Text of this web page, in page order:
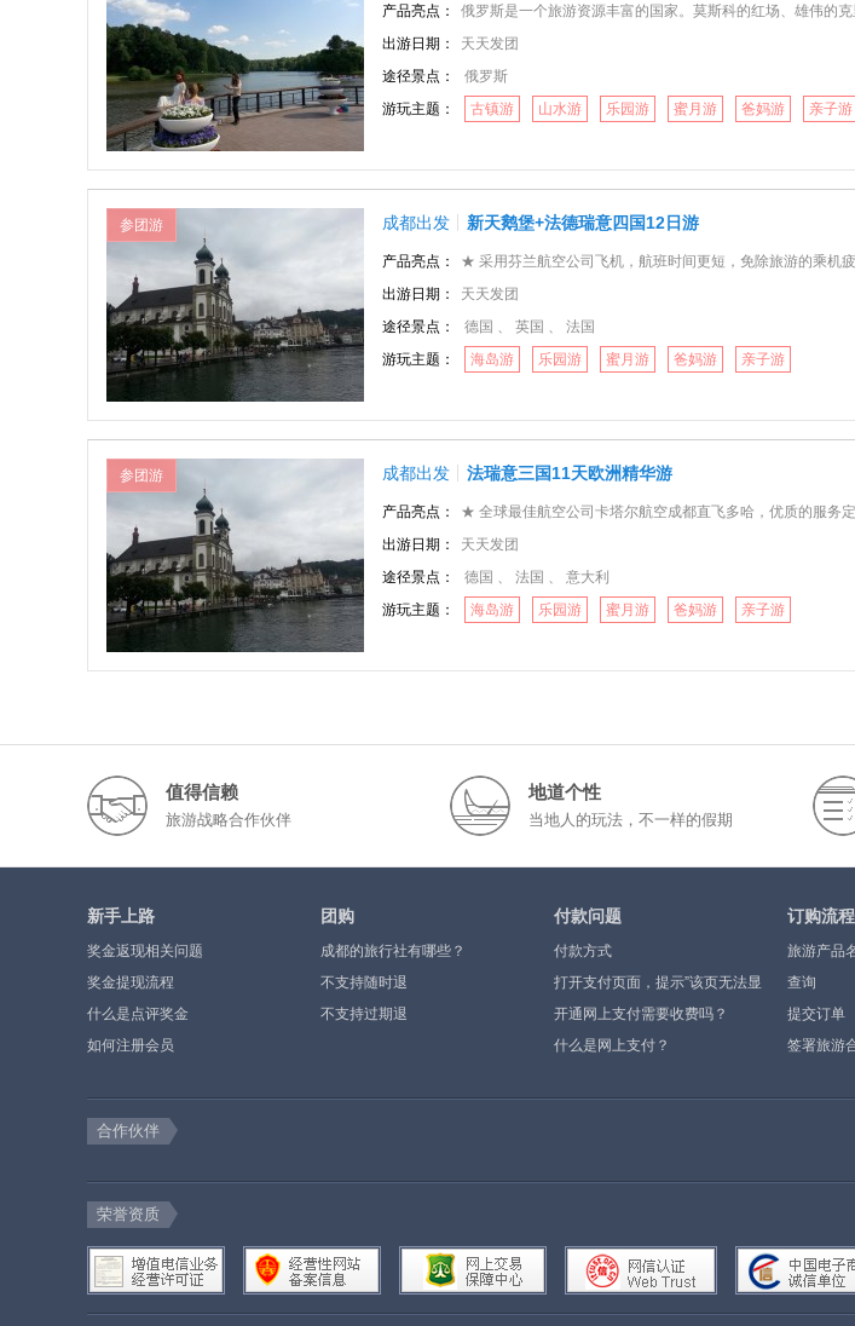
产品亮点：
俄罗斯是一个旅游资源丰富的国家。莫斯科的红场、雄伟的克里姆林宫等景点早已是举世闻名。
出游日期：
天天发团
途径景点：
俄罗斯
游玩主题：
古镇游 山水游 乐园游 蜜月游 爸妈游 亲子游
参团游 成都出发 新天鹅堡+法德瑞意四国12日游
产品亮点：
★ 采用芬兰航空公司飞机，航班时间更短，免除旅游的乘机疲惫，让欧洲之旅更轻松。★ 巴黎进
出游日期：
天天发团
途径景点：
德国 、 英国 、 法国
游玩主题：
海岛游 乐园游 蜜月游 爸妈游 亲子游
参团游 成都出发 法瑞意三国11天欧洲精华游
产品亮点：
★ 全球最佳航空公司卡塔尔航空成都直飞多哈，优质的服务定会给您的旅途平添更多的轻松和
出游日期：
天天发团
途径景点：
德国 、 法国 、 意大利
游玩主题：
海岛游 乐园游 蜜月游 爸妈游 亲子游
值得信赖
旅游战略合作伙伴
地道个性
当地人的玩法，不一样的假期
新手上路
奖金返现相关问题
奖金提现流程
什么是点评奖金
如何注册会员
团购
成都的旅行社有哪些？
不支持随时退
不支持过期退
付款问题
付款方式
打开支付页面，提示”该页无法显
示”或空白页，可能是什么原因？
开通网上支付需要收费吗？
什么是网上支付？
订购流
旅游产品
查询
提交订单
签署旅游
合作伙伴
荣誉资质